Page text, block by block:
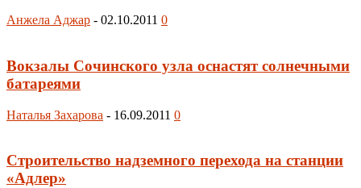
Анжела Аджар - 02.10.2011 0
Вокзалы Сочинского узла оснастят солнечными
батареями
Наталья Захарова - 16.09.2011 0
Строительство надземного перехода на станции
«Адлер»